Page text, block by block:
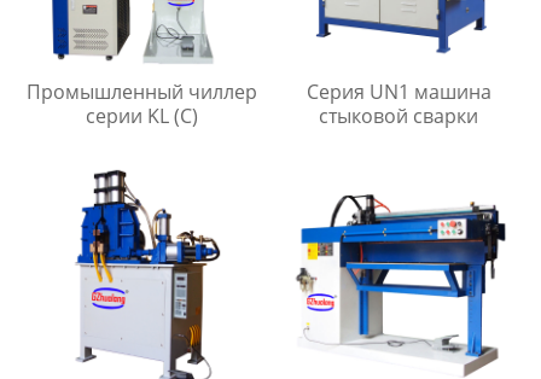
Промышленный чиллер
серии KL (C)
Серия UN1 машина
стыковой сварки